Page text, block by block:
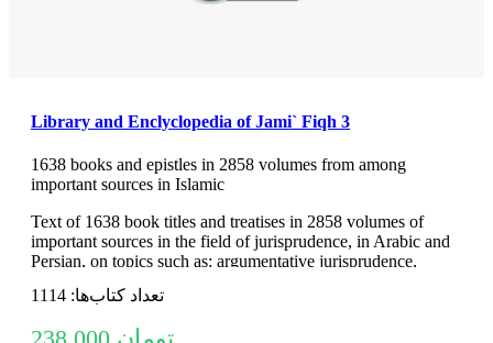
Library and Enclyclopedia of Jami` Fiqh 3
1638 books and epistles in 2858 volumes from among
important sources in Islamic
Text of 1638 book titles and treatises in 2858 volumes of
important sources in the field of jurisprudence, in Arabic and
Persian, on topics such as: argumentative jurisprudence,
pilgrimages, practical inquiries and treatises, Hajj rituals and
تعداد کتاب‌ها: 1114